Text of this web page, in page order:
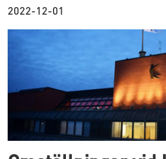
2022-12-01